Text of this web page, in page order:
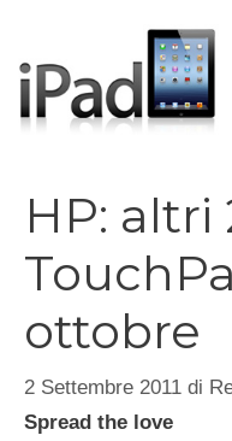
contenuto
HP: altri
ottobre
2 Settembre 2011 di
Spread the love